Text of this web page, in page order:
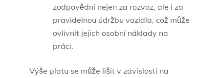
zodpovědní nejen za rozvoz, ale i za
pravidelnou údržbu vozidla, což může
ovlivnit jejich osobní náklady na
práci.
Výše platu se může lišit v závislosti na